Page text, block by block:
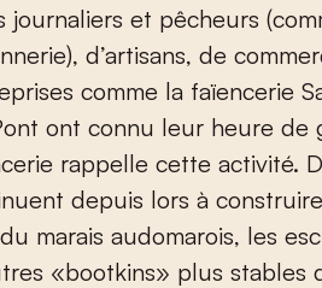
journaliers et pêcheurs
d’artisans, de
comme la faïencerie
ont connu leur heure de
rappelle cette activité.
depuis lors à
marais audomarois, les
«bootkins» plus stables